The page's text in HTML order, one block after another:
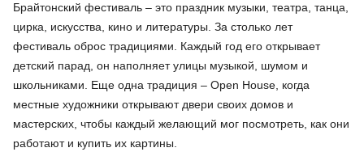
Брайтонский фестиваль – это праздник музыки, театра, танца,
цирка, искусства, кино и литературы. За столько лет
фестиваль оброс традициями. Каждый год его открывает
детский парад, он наполняет улицы музыкой, шумом и
школьниками. Еще одна традиция – Open House, когда
местные художники открывают двери своих домов и
мастерских, чтобы каждый желающий мог посмотреть, как они
работают и купить их картины.